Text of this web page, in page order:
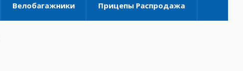
Велобагажники Прицепы Распродажа